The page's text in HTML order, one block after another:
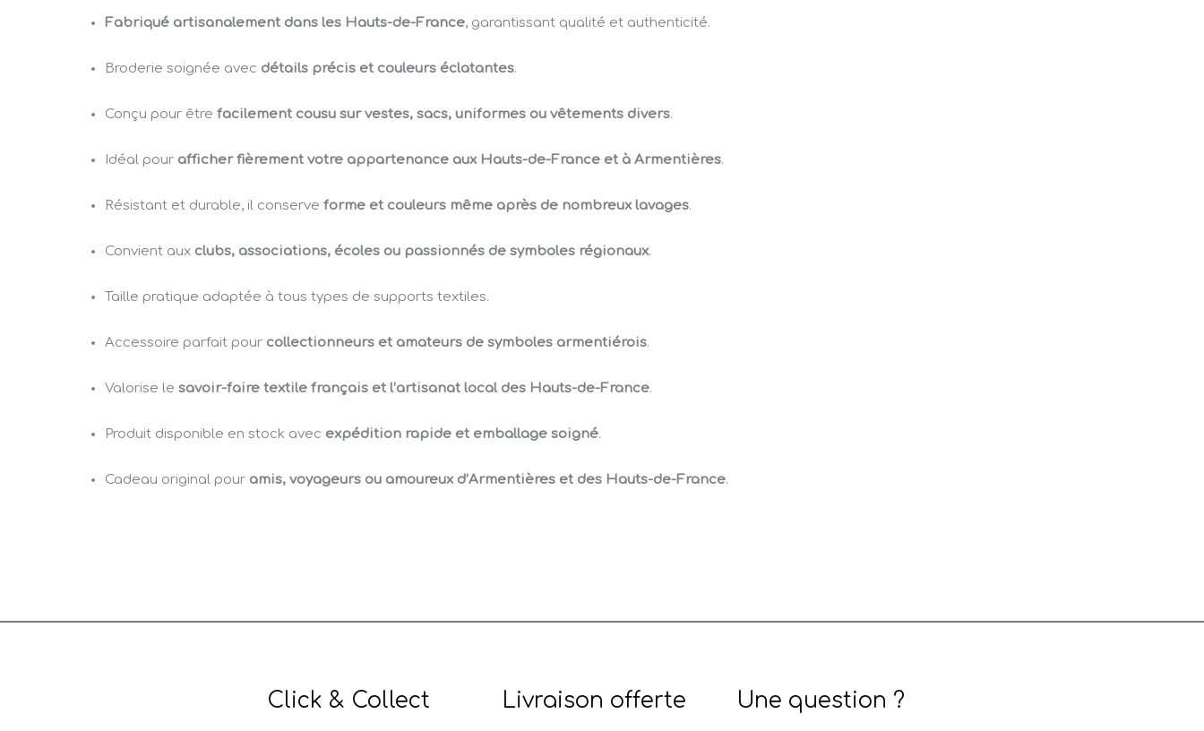
Fabriqué artisanalement dans les Hauts-de-France, garantissant qualité et authenticité.
Broderie soignée avec détails précis et couleurs éclatantes.
Conçu pour être facilement cousu sur vestes, sacs, uniformes ou vêtements divers.
Idéal pour afficher fièrement votre appartenance aux Hauts-de-France et à Armentières.
Résistant et durable, il conserve forme et couleurs même après de nombreux lavages.
Convient aux clubs, associations, écoles ou passionnés de symboles régionaux.
Taille pratique adaptée à tous types de supports textiles.
Accessoire parfait pour collectionneurs et amateurs de symboles armentiérois.
Valorise le savoir-faire textile français et l’artisanat local des Hauts-de-France.
Produit disponible en stock avec expédition rapide et emballage soigné.
Cadeau original pour amis, voyageurs ou amoureux d’Armentières et des Hauts-de-France.
Click & Collect Livraison offerte Une question ?